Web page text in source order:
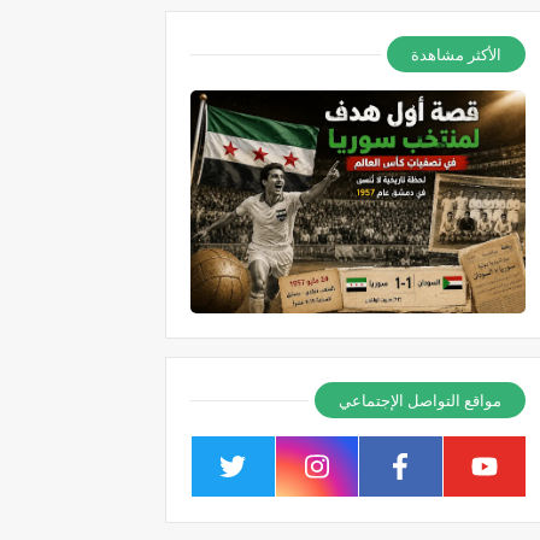
الأكثر مشاهدة
مواقع التواصل الإجتماعي